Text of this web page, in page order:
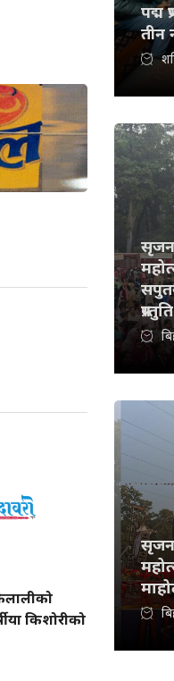
किशोरीको
पद्म
तीन
प्रस्तुति